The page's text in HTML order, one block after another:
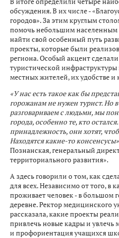
обсуждения. В их числе -
городов». За этим круглым
помочь небольшим населенным
найти свой особенный путь
проекты, которые были
региона. Особый акцент
туристической
местных жителей, их удобстве и
«У нас есть такое как бы
горожанам не нужен турист. Но
разговариваем с людьми, мы
города, особенно те, кто
принадлежность, они хотят,
Находятся какие-то
Познанская, генеральный
территориального развития».
А здесь говорили о том, как
для всех. Независимо от того, в
проживает человек - в большом
деревне. Ректор медицинского
рассказала, какие проекты
привлечь новые кадры и увлечь
и профориентация учащихся